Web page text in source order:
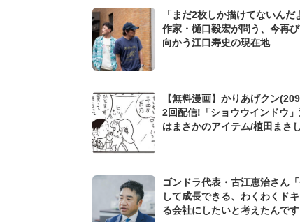
「まだ2枚しか描けてないんだ
作家・樋口毅宏が問う、今再
向かう江口寿史の現在地
【無料漫画】かりあげクン
2回配信!「ショウウインドウ
はまさかのアイテム/植田まさ
ゴンドラ代表・古江恵治さん
して成長できる、わくわくド
る会社にしたいと考えたんで